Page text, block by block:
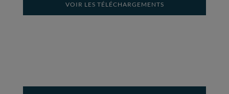
VOIR LES TÉLÉCHARGEMENTS